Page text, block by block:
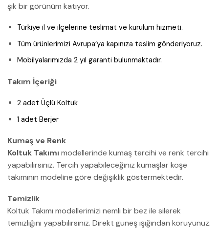
şık bir görünüm katıyor.
Türkiye il ve ilçelerine teslimat ve kurulum hizmeti.
Tüm ürünlerimizi Avrupa’ya kapınıza teslim gönderiyoruz.
Mobilyalarımızda 2 yıl garanti bulunmaktadır.
Takım İçeriği
2 adet Üçlü Koltuk
1 adet Berjer
Kumaş ve Renk
Koltuk Takımımodellerinde kumaş tercihi ve renk tercihi
yapabilirsiniz. Tercih yapabileceğiniz kumaşlar köşe
takımının modeline göre değişiklik göstermektedir.
Temizlik
Koltuk Takımı modellerimizi nemli bir bez ile silerek
temizliğini yapabilirsiniz. Direkt güneş ışığından koruyunuz.